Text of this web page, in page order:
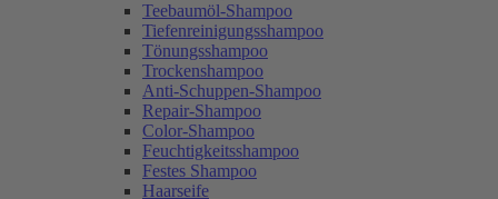
Teebaumöl-Shampoo
Tiefenreinigungsshampoo
Tönungsshampoo
Trockenshampoo
Anti-Schuppen-Shampoo
Repair-Shampoo
Color-Shampoo
Feuchtigkeitsshampoo
Festes Shampoo
Haarseife